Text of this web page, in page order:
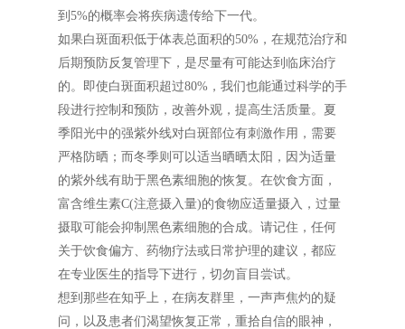
到5%的概率会将疾病遗传给下一代。
如果白斑面积低于体表总面积的50%，在规范治疗和
后期预防反复管理下，是尽量有可能达到临床治疗
的。即使白斑面积超过80%，我们也能通过科学的手
段进行控制和预防，改善外观，提高生活质量。夏
季阳光中的强紫外线对白斑部位有刺激作用，需要
严格防晒；而冬季则可以适当晒晒太阳，因为适量
的紫外线有助于黑色素细胞的恢复。在饮食方面，
富含维生素C(注意摄入量)的食物应适量摄入，过量
摄取可能会抑制黑色素细胞的合成。请记住，任何
关于饮食偏方、药物疗法或日常护理的建议，都应
在专业医生的指导下进行，切勿盲目尝试。
想到那些在知乎上，在病友群里，一声声焦灼的疑
问，以及患者们渴望恢复正常，重拾自信的眼神，